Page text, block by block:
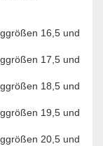
16,5 und
17,5 und
18,5 und
19,5 und
20,5 und